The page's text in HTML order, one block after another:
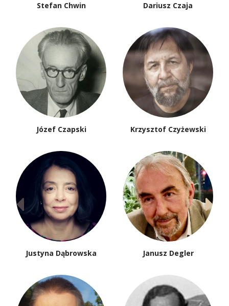
Stefan Chwin Dariusz Czaja
Józef Czapski Krzysztof Czyżewski
Justyna Dąbrowska Janusz Degler